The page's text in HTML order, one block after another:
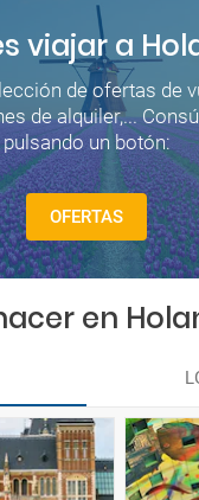
viajar a
de ofertas de
de alquiler,...
pulsando un botón:
OFERTAS
en